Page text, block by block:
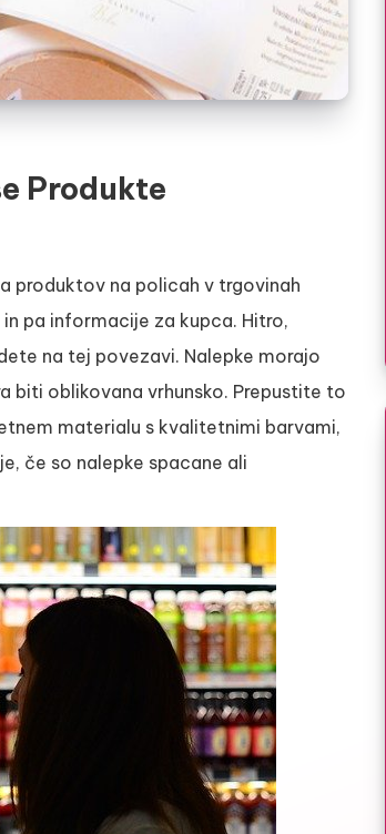
Produkte
produktov na policah v trgovinah
pa informacije za kupca. Hitro,
na tej povezavi. Nalepke morajo
biti oblikovana vrhunsko. Prepustite to
materialu s kvalitetnimi barvami,
če so nalepke spacane ali